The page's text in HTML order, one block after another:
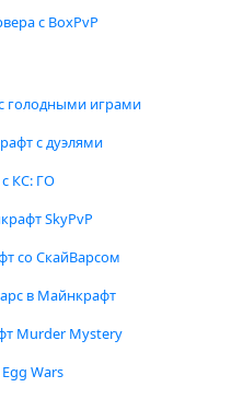
с BoxPvP
голодными играми
с дуэлями
КС: ГО
SkyPvP
со СкайВарсом
в Майнкрафт
Murder Mystery
Wars